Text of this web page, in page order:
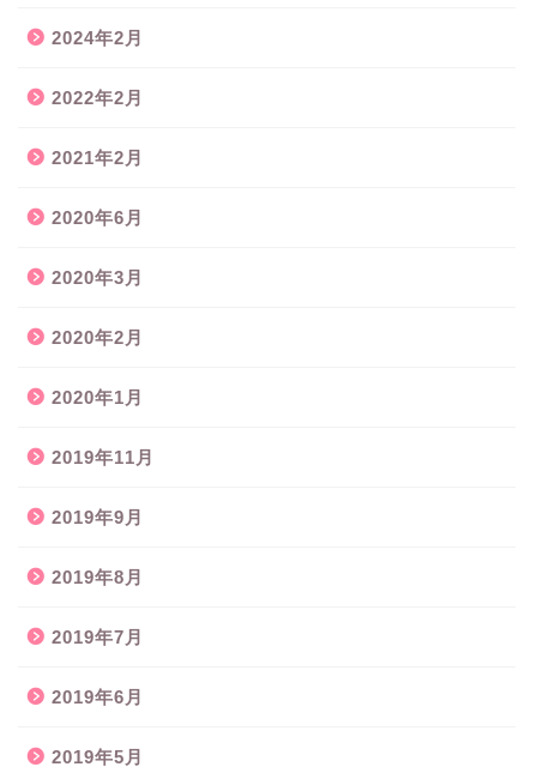
2024年2月
2022年2月
2021年2月
2020年6月
2020年3月
2020年2月
2020年1月
2019年11月
2019年9月
2019年8月
2019年7月
2019年6月
2019年5月